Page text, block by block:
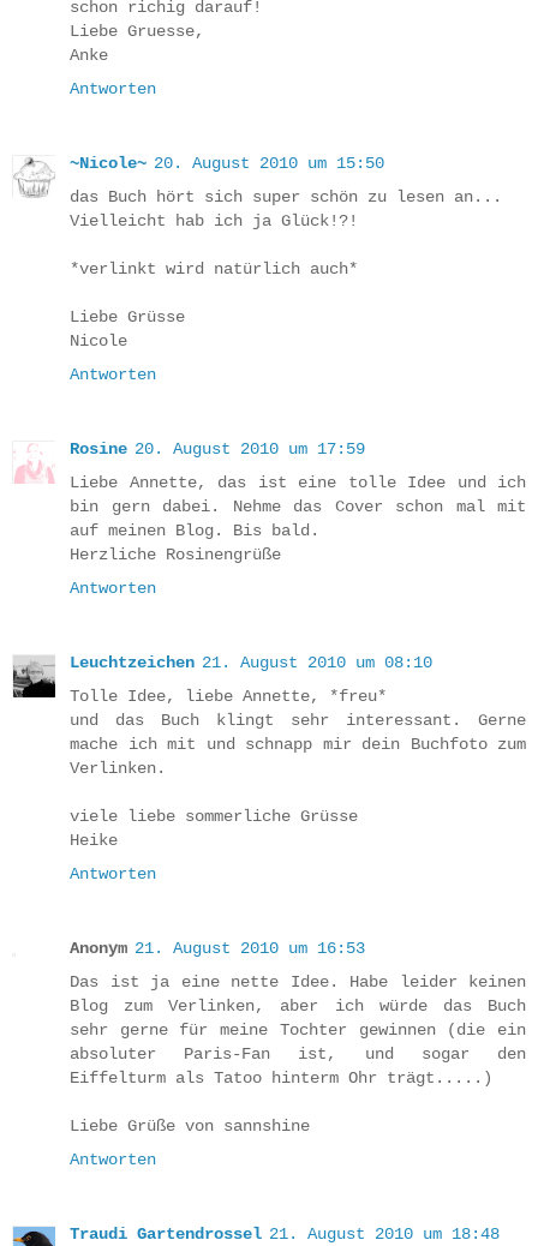
schon richig darauf!
Liebe Gruesse,
Anke
Antworten
~Nicole~ 20. August 2010 um 15:50
das Buch hört sich super schön zu lesen an...
Vielleicht hab ich ja Glück!?!
*verlinkt wird natürlich auch*
Liebe Grüsse
Nicole
Antworten
Rosine 20. August 2010 um 17:59
Liebe Annette, das ist eine tolle Idee und ich
bin gern dabei. Nehme das Cover schon mal mit
auf meinen Blog. Bis bald.
Herzliche Rosinengrüße
Antworten
Leuchtzeichen 21. August 2010 um 08:10
Tolle Idee, liebe Annette, *freu*
und das Buch klingt sehr interessant. Gerne
mache ich mit und schnapp mir dein Buchfoto zum
Verlinken.
viele liebe sommerliche Grüsse
Heike
Antworten
Anonym 21. August 2010 um 16:53
Das ist ja eine nette Idee. Habe leider keinen
Blog zum Verlinken, aber ich würde das Buch
sehr gerne für meine Tochter gewinnen (die ein
absoluter Paris-Fan ist, und sogar den
Eiffelturm als Tatoo hinterm Ohr trägt.....)
Liebe Grüße von sannshine
Antworten
Traudi Gartendrossel 21. August 2010 um 18:48